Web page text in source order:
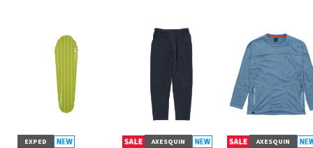
EXPED AXESQUIN AXESQUIN